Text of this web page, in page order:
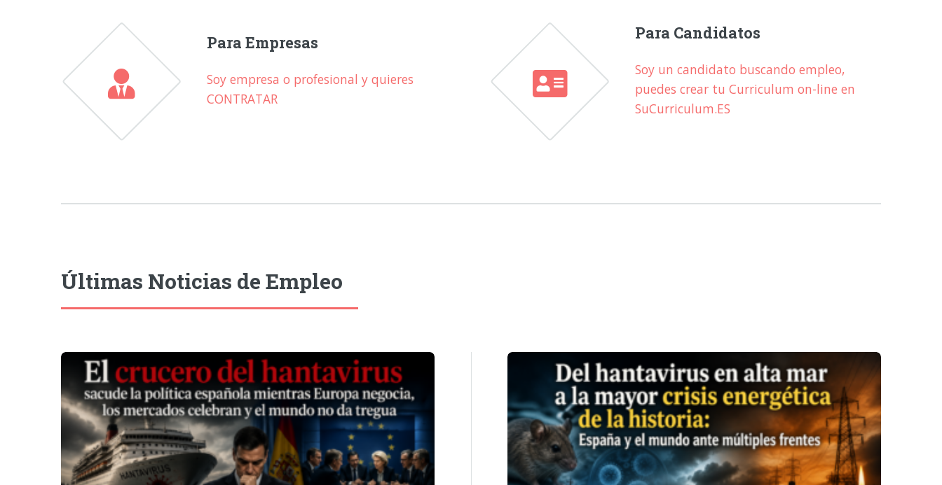
Para Empresas
Soy empresa o profesional y quieres
CONTRATAR
Para Candidatos
Soy un candidato buscando empleo,
puedes crear tu Curriculum on-line en
SuCurriculum.ES
Últimas Noticias de Empleo